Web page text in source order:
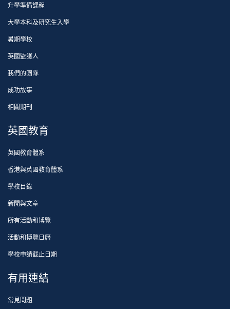
升學準備課程
大學本科及研究生入學
暑期學校
英國監護人
我們的團隊
成功故事
相關期刊
英國教育
英國教育體系
香港與英國教育體系
學校目錄
新聞與文章
所有活動和博覽
活動和博覽日曆
學校申請截止日期
有用連結
常見問題